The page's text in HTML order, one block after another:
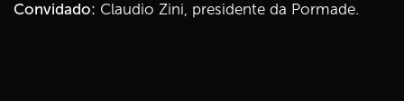
Convidado: Claudio Zini, presidente da Pormade.